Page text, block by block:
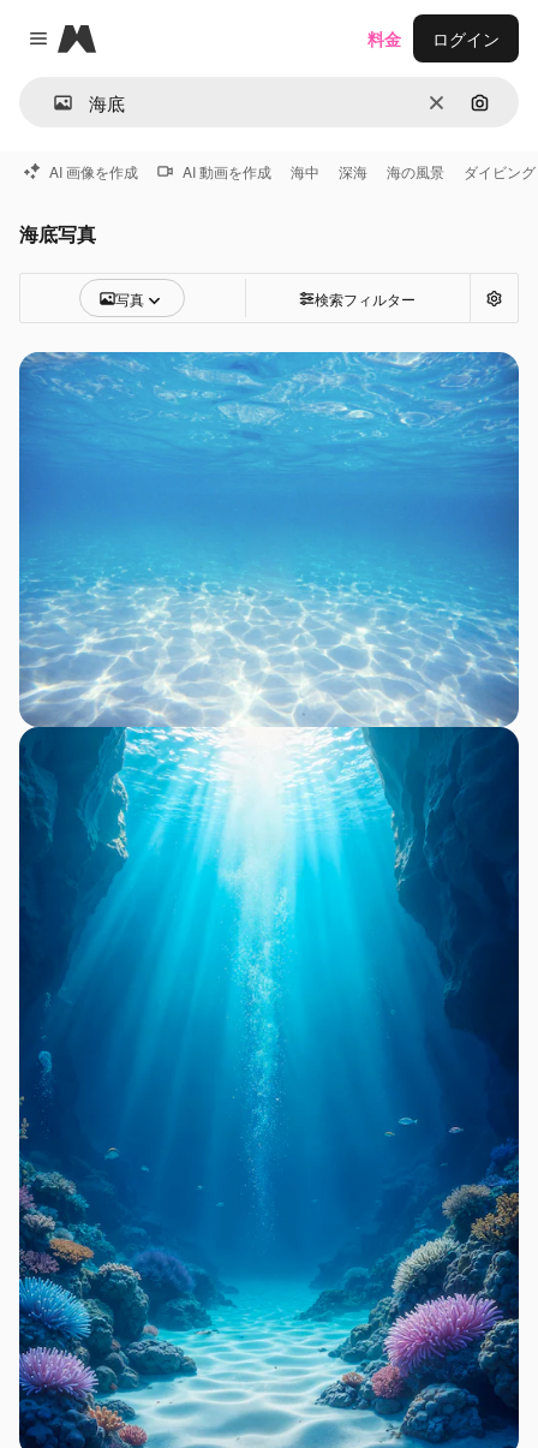
Close menu
Magnific
消去 画像で
料金 ログイン
AI 画像を作成 AI 動画を作成 海中 深海 海の風景 ダイビング
海底写真
写真 検索フィルター